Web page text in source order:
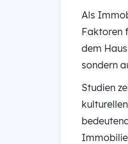
Als
Faktoren
dem
sondern
Studien